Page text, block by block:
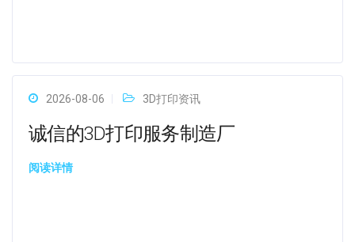
2026-08-06 3D打印资讯
诚信的3D打印服务制造厂
阅读详情